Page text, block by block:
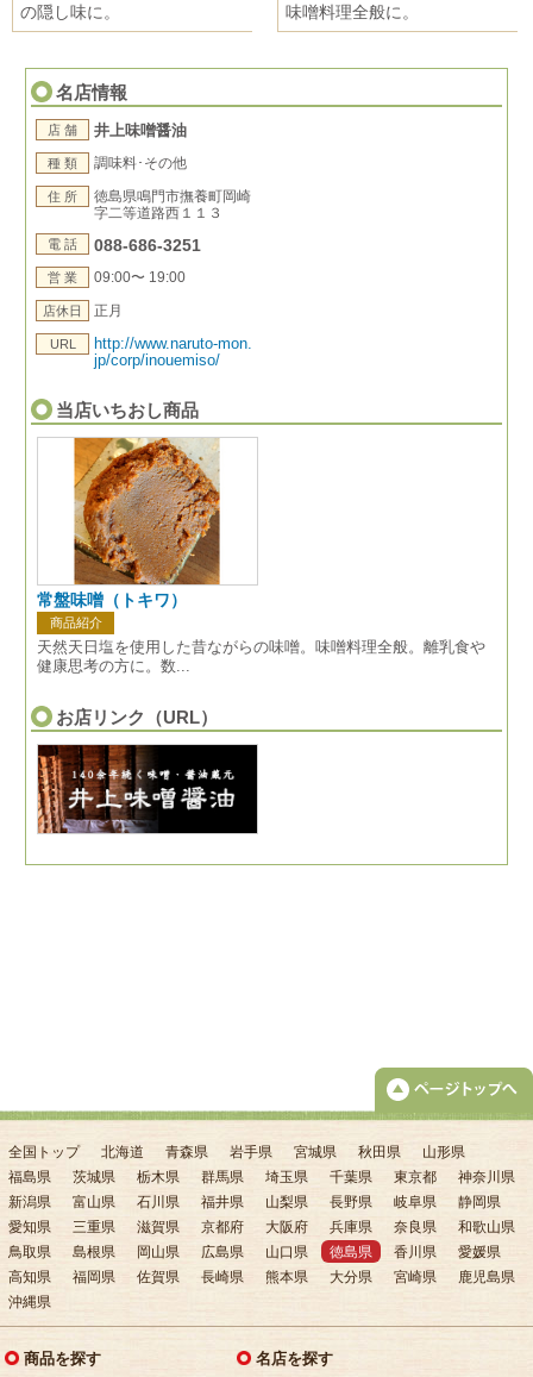
名店情報
店 舗 井上味噌醤油
種 類 調味料･その他
住 所
徳島県鳴門市撫養町岡崎
字二等道路西１１３
電 話 088-686-3251
営 業 09:00〜 19:00
店休日 正月
URL
http://www.naruto-mon.
jp/corp/inouemiso/
当店いちおし商品
常盤味噌（トキワ）
商品紹介
天然天日塩を使用した昔ながらの味噌。味噌料理全般。離乳食や
健康思考の方に。数...
お店リンク（URL）
の隠し味に。
味噌料理全般に。
全国トップ 北海道 青森県 岩手県 宮城県 秋田県
山形県
福島県
茨城県 栃木県 群馬県 埼玉県 千葉県 東京都
神奈川県
新潟県
富山県 石川県 福井県 山梨県 長野県 岐阜県
静岡県
愛知県
三重県 滋賀県 京都府 大阪府 兵庫県 奈良県
和歌山県
鳥取県
島根県 岡山県 広島県 山口県 徳島県 香川県
愛媛県
高知県
福岡県 佐賀県 長崎県 熊本県 大分県 宮崎県
鹿児島県
沖縄県
商品を探す 名店を探す